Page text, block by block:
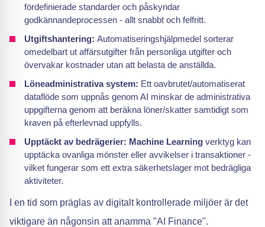
fördefinierade standarder och påskyndar
godkännandeprocessen - allt snabbt och felfritt.
Utgiftshantering: Automatiseringshjälpmedel sorterar
omedelbart ut affärsutgifter från personliga utgifter och
övervakar kostnader utan att belasta de anställda.
Löneadministrativa system: Ett oavbrutet/automatiserat
dataflöde som uppnås genom AI minskar de administrativa
uppgifterna genom att beräkna löner/skatter samtidigt som
kraven på efterlevnad uppfylls.
Upptäckt av bedrägerier: Machine Learning verktyg kan
upptäcka ovanliga mönster eller avvikelser i transaktioner -
vilket fungerar som ett extra säkerhetslager mot bedrägliga
aktiviteter.
I en tid som präglas av digitalt kontrollerade miljöer är det
viktigare än någonsin att anamma "AI Finance".